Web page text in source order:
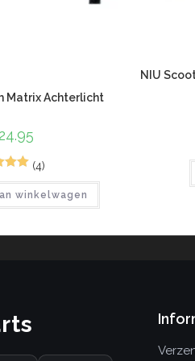
Matrix Achterlicht
5
(4)
winkelwagen
NIU